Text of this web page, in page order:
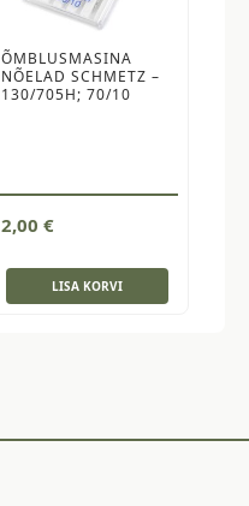
ÕMBLUSMASINA
NÕELAD SCHMETZ –
130/705H; 70/10
2,00 €
LISA KORVI